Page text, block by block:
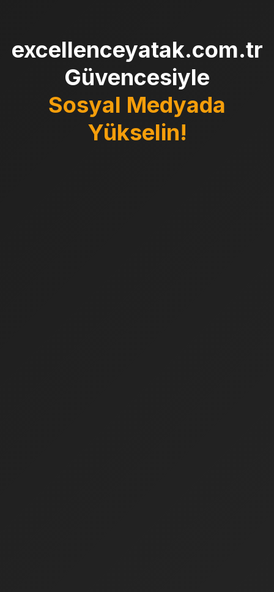
excellenceyatak.com.tr
Güvencesiyle
Sosyal Medyada
Yükselin!